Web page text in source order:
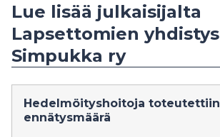
Lue lisää julkaisijalta
Lapsettomien yhdistys
Simpukka ry
Hedelmöityshoitoja toteutettiin
ennätysmäärä